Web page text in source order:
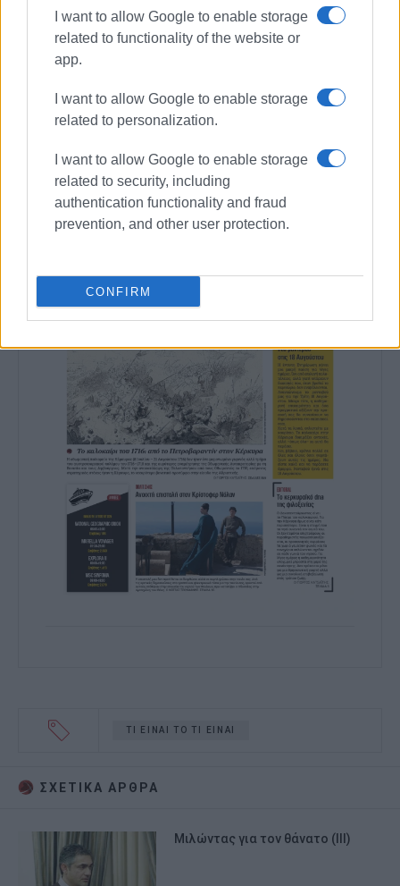
I want to allow Google to enable storage
related to functionality of the website or
app.
I want to allow Google to enable storage
related to personalization.
I want to allow Google to enable storage
related to security, including
authentication functionality and fraud
prevention, and other user protection.
CONFIRM
(εκδόσεις Carpe Librum 2025). Επικοινωνία:
kcspigos@gmail.com
Facebook
Συνδρομητές στο e-paper
ΤΙ ΕΙΝΑΙ ΤΟ ΤΙ ΕΙΝΑΙ
ΣΧΕΤΙΚA AΡΘΡΑ
Μιλώντας για τον θάνατο (ΙΙΙ)